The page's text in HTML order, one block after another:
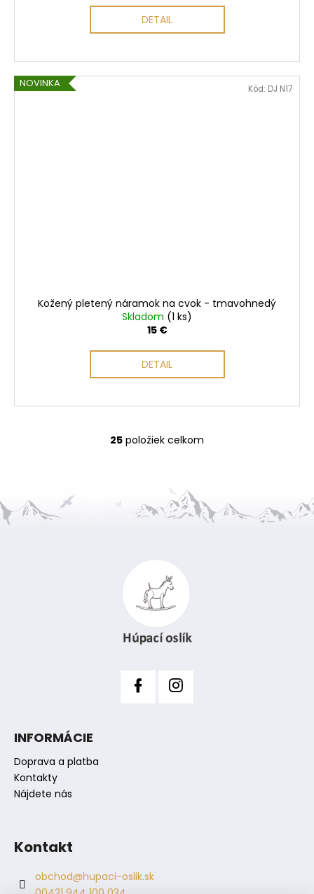
DETAIL
NOVINKA
Kožený pletený náramok na cvok - tmavohnedý
Skladom (1 ks)
15 €
DETAIL
Kód: DJ N17
O
d
p
r
v
k
y
25 položiek celkom
INFORMÁCIE
Doprava a platba
Kontakty
Nájdete nás
Kontakt
obchod@hupaci-oslik.sk